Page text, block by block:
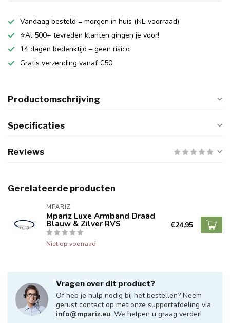
Vandaag besteld = morgen in huis (NL-voorraad)
⭐Al 500+ tevreden klanten gingen je voor!
14 dagen bedenktijd – geen risico
Gratis verzending vanaf €50
Productomschrijving
Specificaties
Reviews
Gerelateerde producten
MPARIZ
Mpariz Luxe Armband Draad
Blauw & Zilver RVS
Niet op voorraad
€24,95
Vragen over dit product?
Of heb je hulp nodig bij het bestellen? Neem
gerust contact op met onze supportafdeling via
info@mpariz.eu. We helpen u graag verder!